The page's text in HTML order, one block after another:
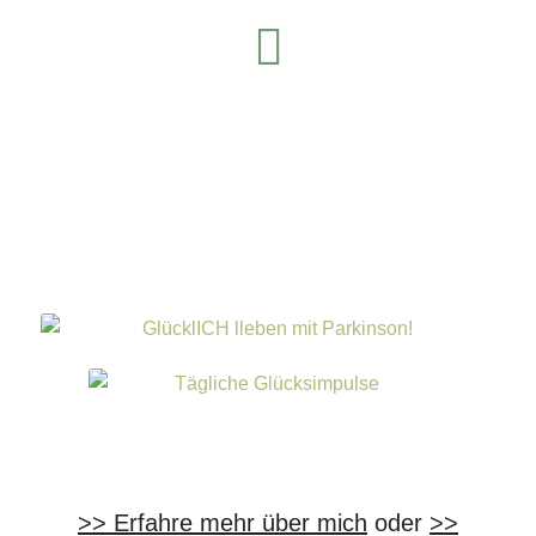
LinkedIn
>> Erfahre mehr über mich oder >>